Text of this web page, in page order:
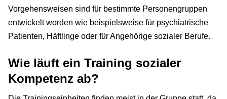
Vorgehensweisen sind für bestimmte Personengruppen
entwickelt worden wie beispielsweise für psychiatrische
Patienten, Häftlinge oder für Angehörige sozialer Berufe.
Wie läuft ein Training sozialer
Kompetenz ab?